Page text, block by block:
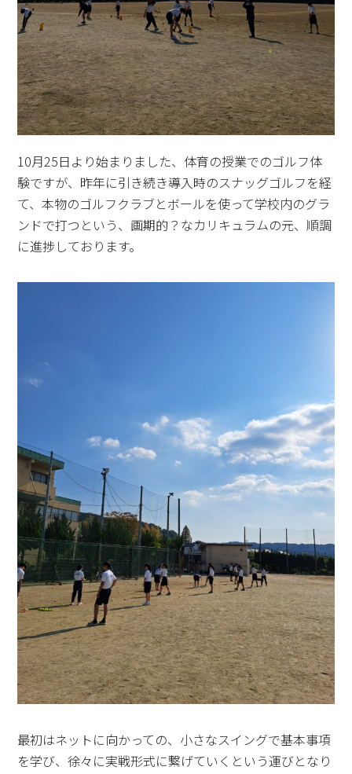
10月25日より始まりました、体育の授業でのゴルフ体
験ですが、昨年に引き続き導入時のスナッグゴルフを経
て、本物のゴルフクラブとボールを使って学校内のグラ
ンドで打つという、画期的？なカリキュラムの元、順調
に進捗しております。
最初はネットに向かっての、小さなスイングで基本事項
を学び、徐々に実戦形式に繋げていくという運びとなり